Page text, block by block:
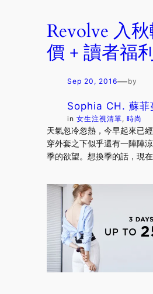
Revolve 入
價 + 讀者福
Sep 20, 2016—by
Sophia CH. 蘇菲
in女生注視清單, 時尚
天氣忽冷忽熱，今早起來已
穿外套之下似乎還有一陣陣
季的欲望。想換季的話，現在